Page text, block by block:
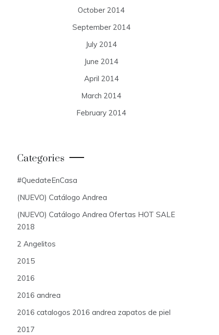
October 2014
September 2014
July 2014
June 2014
April 2014
March 2014
February 2014
Categories
#QuedateEnCasa
(NUEVO) Catálogo Andrea
(NUEVO) Catálogo Andrea Ofertas HOT SALE
2018
2 Angelitos
2015
2016
2016 andrea
2016 catalogos 2016 andrea zapatos de piel
2017